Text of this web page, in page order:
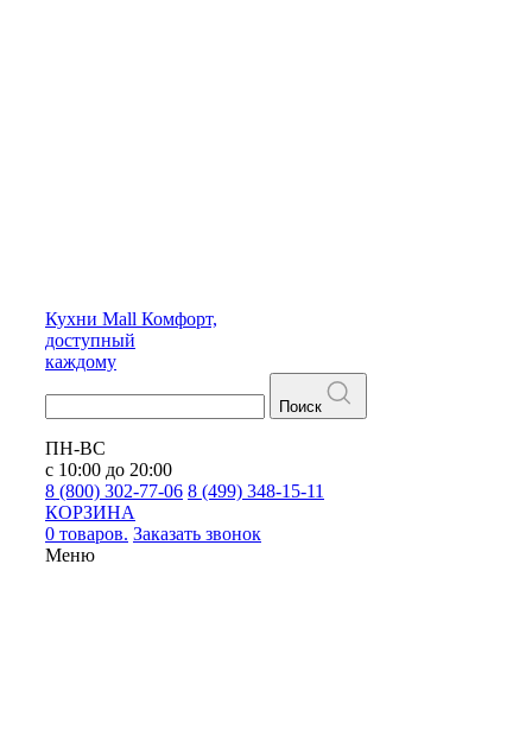
Кухни Mall Комфорт,
доступный
каждому
Поиск
ПН-ВС
с 10:00 до 20:00
8 (800) 302-77-06 8 (499) 348-15-11
КОРЗИНА
0 товаров. Заказать звонок
Меню